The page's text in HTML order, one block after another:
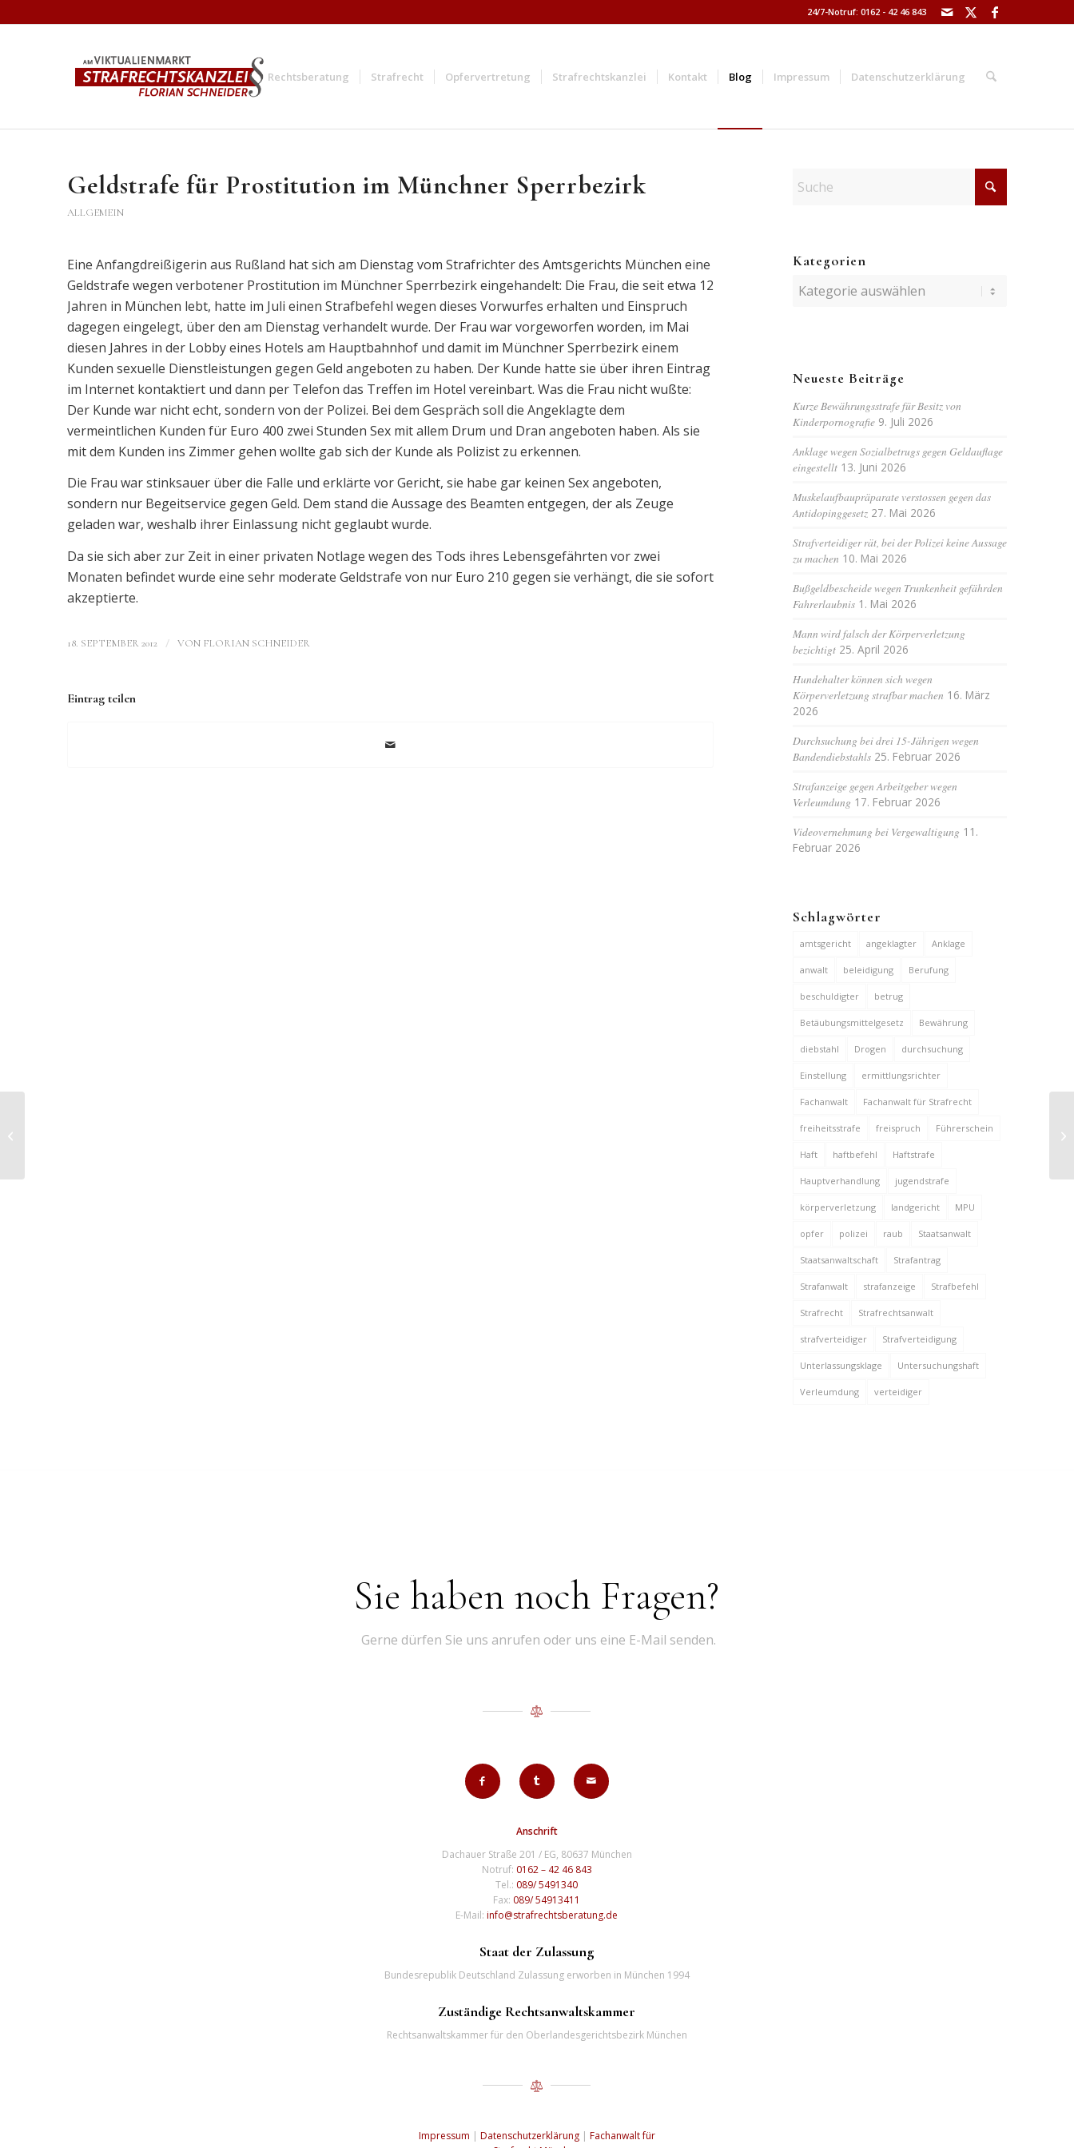
24/7-Notruf: 0162 - 42 46 843
Rechtsberatung Strafrecht Opfervertretung Strafrechtskanzlei Kontakt Blog Impressum Datenschutzerklärung
Geldstrafe für Prostitution im Münchner Sperrbezirk
ALLGEMEIN
Eine Anfangdreißigerin aus Rußland hat sich am Dienstag vom Strafrichter des Amtsgerichts München eine
Geldstrafe wegen verbotener Prostitution im Münchner Sperrbezirk eingehandelt: Die Frau, die seit etwa 12
Jahren in München lebt, hatte im Juli einen Strafbefehl wegen dieses Vorwurfes erhalten und Einspruch
dagegen eingelegt, über den am Dienstag verhandelt wurde. Der Frau war vorgeworfen worden, im Mai
diesen Jahres in der Lobby eines Hotels am Hauptbahnhof und damit im Münchner Sperrbezirk einem
Kunden sexuelle Dienstleistungen gegen Geld angeboten zu haben. Der Kunde hatte sie über ihren Eintrag
im Internet kontaktiert und dann per Telefon das Treffen im Hotel vereinbart. Was die Frau nicht wußte:
Der Kunde war nicht echt, sondern von der Polizei. Bei dem Gespräch soll die Angeklagte dem
vermeintlichen Kunden für Euro 400 zwei Stunden Sex mit allem Drum und Dran angeboten haben. Als sie
mit dem Kunden ins Zimmer gehen wollte gab sich der Kunde als Polizist zu erkennen.
Die Frau war stinksauer über die Falle und erklärte vor Gericht, sie habe gar keinen Sex angeboten,
sondern nur Begeitservice gegen Geld. Dem stand die Aussage des Beamten entgegen, der als Zeuge
geladen war, weshalb ihrer Einlassung nicht geglaubt wurde.
Da sie sich aber zur Zeit in einer privaten Notlage wegen des Tods ihres Lebensgefährten vor zwei
Monaten befindet wurde eine sehr moderate Geldstrafe von nur Euro 210 gegen sie verhängt, die sie sofort
akzeptierte.
18. SEPTEMBER 2012 / VON FLORIAN SCHNEIDER
Eintrag teilen
Kategorien
Kategorien
Neueste Beiträge
Kurze Bewährungsstrafe für Besitz von
Kinderpornografie 9. Juli 2026
Anklage wegen Sozialbetrugs gegen Geldauflage
eingestellt 13. Juni 2026
Muskelaufbaupräparate verstossen gegen das
Antidopinggesetz 27. Mai 2026
Strafverteidiger rät, bei der Polizei keine Aussage
zu machen 10. Mai 2026
Bußgeldbescheide wegen Trunkenheit gefährden
Fahrerlaubnis 1. Mai 2026
Mann wird falsch der Körperverletzung
bezichtigt 25. April 2026
Hundehalter können sich wegen
Körperverletzung strafbar machen 16. März
2026
Durchsuchung bei drei 15-Jährigen wegen
Bandendiebstahls 25. Februar 2026
Strafanzeige gegen Arbeitgeber wegen
Verleumdung 17. Februar 2026
Videovernehmung bei Vergewaltigung 11.
Februar 2026
Schlagwörter
amtsgericht angeklagter Anklage
anwalt beleidigung Berufung
beschuldigter betrug
Betäubungsmittelgesetz Bewährung
diebstahl Drogen durchsuchung
Einstellung ermittlungsrichter
Fachanwalt Fachanwalt für Strafrecht
freiheitsstrafe freispruch Führerschein
Haft haftbefehl Haftstrafe
Hauptverhandlung jugendstrafe
körperverletzung landgericht MPU
opfer polizei raub Staatsanwalt
Staatsanwaltschaft Strafantrag
Strafanwalt strafanzeige Strafbefehl
Strafrecht Strafrechtsanwalt
strafverteidiger Strafverteidigung
Unterlassungsklage Untersuchungshaft
Verleumdung verteidiger
Sie haben noch Fragen?
Gerne dürfen Sie uns anrufen oder uns eine E-Mail senden.
Anschrift
Dachauer Straße 201 / EG, 80637 München
Notruf: 0162 – 42 46 843
Tel.: 089/ 5491340
Fax: 089/ 54913411
E-Mail:info@strafrechtsberatung.de
Staat der Zulassung
Bundesrepublik Deutschland Zulassung erworben in München 1994
Zuständige Rechtsanwaltskammer
Rechtsanwaltskammer für den Oberlandesgerichtsbezirk München
Impressum | Datenschutzerklärung| Fachanwalt für